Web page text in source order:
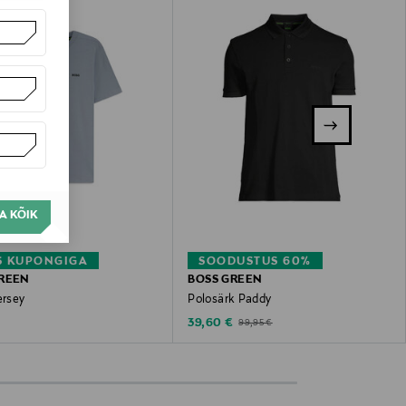
KÕIK
KUPONGIGA
SOODUSTUS 60%
BOSS GREEN
Polosärk Paddy
Discounted Price
39,60 € Original Price
99,95 €